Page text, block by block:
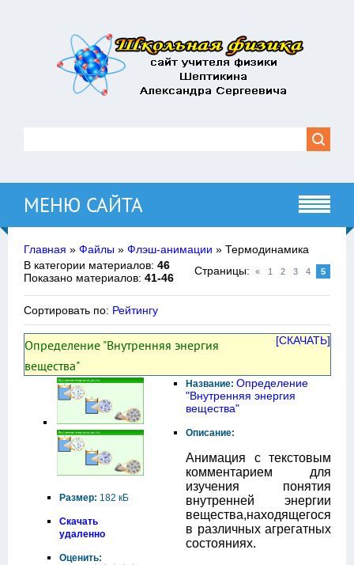
МЕНЮ САЙТА
Главная » Файлы » Флэш-анимации » Термодинамика
В категории материалов: 46
Показано материалов: 41-46
Страницы: « 1 2 3 4 5
Сортировать по: Рейтингу
[СКАЧАТЬ]
Определение "Внутренняя энергия
вещества"
Размер: 182 кБ
Скачать
удаленно
Оценить:
Название: Определение
"Внутренняя энергия
вещества"
Описание:
Анимация с текстовым
комментарием для
изучения понятия
внутренней энергии
вещества,находящегося
в различных агрегатных
состояниях.